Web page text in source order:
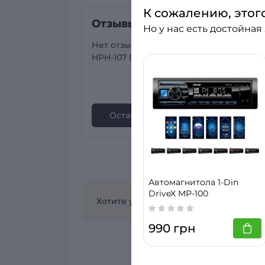
Отзывы
Нет отзывов о товаре Автомагнитола
HPH-107 DSP
Оставить отзыв
Хотите узнать больше? Задайте
К сожалению,
Но у нас есть
Автомагнитола 1-Din
DriveX MP-100
990 грн